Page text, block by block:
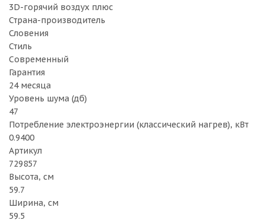
3D-горячий воздух плюс
Страна-производитель
Словения
Стиль
Cовременный
Гарантия
24 месяца
Уровень шума (дб)
47
Потребление электроэнергии (классический нагрев), кВт
0.9400
Артикул
729857
Высота, см
59.7
Ширина, см
59.5